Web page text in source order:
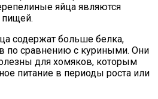
яйца являются
пищей.
содержат больше белка,
по сравнению с куриными. Они
для хомяков, которым
питание в периоды роста или